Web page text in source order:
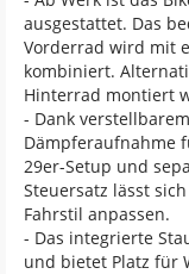
ausgestattet. Das
Vorderrad wird mit
kombiniert.
Hinterrad montiert
- Dank
Dämpferaufnahme
29er-Setup und
Steuersatz lässt
Fahrstil anpassen.
- Das integrierte
und bietet Platz für